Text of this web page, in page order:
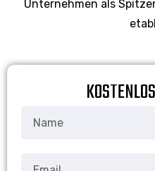
Unternehmen als